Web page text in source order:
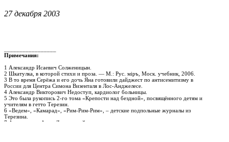
27 декабря 2003
Примечания:
1 Александр Исаевич Солженицын.
2 Шкатулка, в которой стихи и проза. — М.: Рус. мiръ, Моск. учебник, 2006.
3 В то время Серёжа и его дочь Яна готовили дайджест по антисемитизму в
России для Центра Симона Визенталя в Лос-Анджелесе.
4 Александр Викторович Недоступ, кардиолог больницы.
5 Это была рукопись 2-го тома «Крепости над бездной», посвящённого детям и
учителям в гетто Терезин.
6 «Ведем», «Камарад», «Рим-Рим-Рим», – детские подпольные журналы из
Терезина.
7 Арон – поэт Арон Липовецкий.